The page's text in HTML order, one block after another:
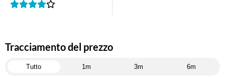
Tracciamento del prezzo
Tutto 1m 3m 6m